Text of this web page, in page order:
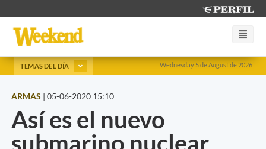
Wednesday 5 de August de 2026
TEMAS DEL DÍA
ARMAS | 05-06-2020 15:10
Así es el nuevo
submarino nuclear